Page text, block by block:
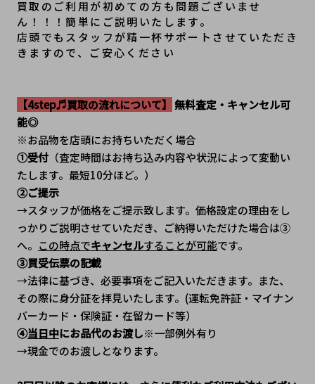
買取のご利用が初めての方も問題ございませ
ん！！！簡単にご説明いたします。
﻿店頭でもスタッフが精一杯サポートさせていただき
きますので、ご安心ください
【4step♬買取の流れについて】 無料査定・キャンセル可
能◎
※お品物を店頭にお持ちいただく場合
①受付（査定時間はお持ち込み内容や状況によって変動い
たします。最短10分ほど。）
②ご提示
→スタッフが価格をご提示致します。価格設定の理由をし
っかりご説明させていただき、ご納得いただけた場合は③
へ。 この時点でキャンセルすることが可能です。
③買受伝票の記載
→法律に基づき、必要事項をご記入いただきます。また、
その際に身分証を拝見いたします。(運転免許証・マイナン
バーカード・保険証・在留カード等）
④当日中にお品代のお渡し※一部例外有り
→現金でのお渡しとなります。